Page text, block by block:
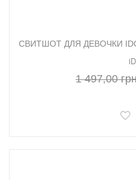
СВИТШОТ ДЛЯ ДЕВОЧКИ
1 497,00